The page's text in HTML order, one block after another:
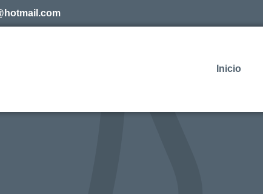
Inicio